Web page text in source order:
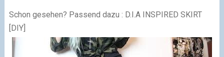
Schon gesehen? Passend dazu : D.I.A INSPIRED SKIRT
[DIY]